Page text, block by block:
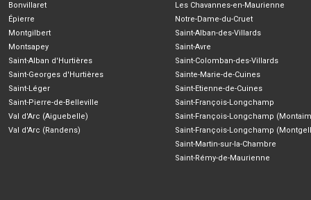
Bonvillaret
Épierre
Montgilbert
Montsapey
Saint-Alban d'Hurtières
Saint-Georges d'Hurtières
Saint-Léger
Saint-Pierre-de-Belleville
Val d'Arc (Aiguebelle)
Val d'Arc (Randens)
Les Chavannes-en-Maurienne
Notre-Dame-du-Cruet
Saint-Alban-des-Villards
Saint-Avre
Saint-Colomban-des-Villards
Sainte-Marie-de-Cuines
Saint-Etienne-de-Cuines
Saint-François-Longchamp
Saint-François-Longchamp
Saint-François-Longchamp
Saint-Martin-sur-la-Chambre
Saint-Rémy-de-Maurienne